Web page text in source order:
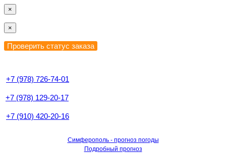
×
×
+7 (978) 726-74-01
+7 (978) 129-20-17
+7 (910) 420-20-16
Симферополь - прогноз погоды
Подробный прогноз